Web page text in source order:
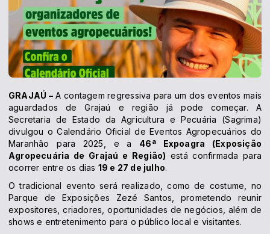
GRAJAÚ –A contagem regressiva para um dos eventos mais
aguardados de Grajaú e região já pode começar. A
Secretaria de Estado da Agricultura e Pecuária (Sagrima)
divulgou o Calendário Oficial de Eventos Agropecuários do
Maranhão para 2025, e a 46ª Expoagra (Exposição
Agropecuária de Grajaú e Região) está confirmada para
ocorrer entre os dias 19 e 27 de julho.
O tradicional evento será realizado, como de costume, no
Parque de Exposições Zezé Santos, prometendo reunir
expositores, criadores, oportunidades de negócios, além de
shows e entretenimento para o público local e visitantes.